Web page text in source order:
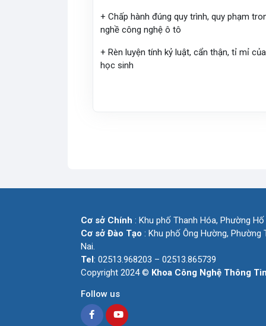
+ Chấp hành đúng quy trình, quy phạm
nghề công nghệ ô tô
+ Rèn luyện tính kỷ luật, cẩn thận, tỉ mỉ của
học sinh
Cơ sở Chính : Khu phố Thanh Hóa, Phường Hố
Cơ sở Đào Tạo : Khu phố Ông Hường, Phường
Nai.
Tel: 02513.968203 – 02513.865739
Copyright 2024 © Khoa Công Nghệ Thông Tin
Follow us